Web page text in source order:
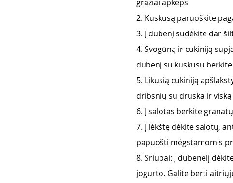
gražiai apkeps.
2. Kuskusą paruoškite
3. Į dubenį sudėkite dar
4. Svogūną ir cukiniją
dubenį su kuskusu
5. Likusią cukiniją
dribsnių su druska ir
6. Į salotas berkite
7. Į lėkštę dėkite salotų,
papuošti mėgstamomis
8. Sriubai: į dubenėlį
jogurto. Galite berti